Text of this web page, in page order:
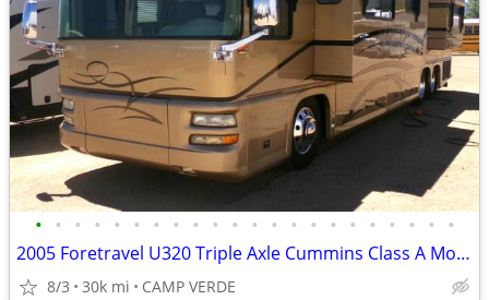
• • • • • • • • • • • • • • • • • • • • • •
2005 Foretravel U320 Triple Axle Cummins Class A Motorhome
8/3 30k mi CAMP VERDE